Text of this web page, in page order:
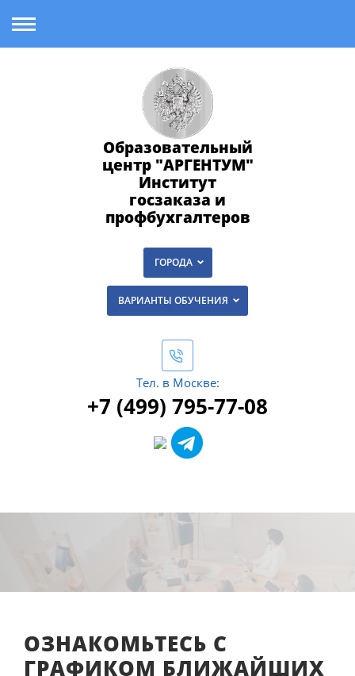
Образовательный
центр "АРГЕНТУМ"
Институт
госзаказа и
профбухгалтеров
ГОРОДА
ВАРИАНТЫ ОБУЧЕНИЯ
Тел. в Москве:
+7 (499) 795-77-08
ОЗНАКОМЬТЕСЬ С
ГРАФИКОМ БЛИЖАЙШИХ